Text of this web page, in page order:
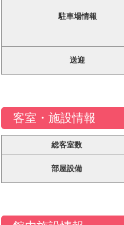
駐車場情報
送迎
客室・施設情報
総客室数
部屋設備